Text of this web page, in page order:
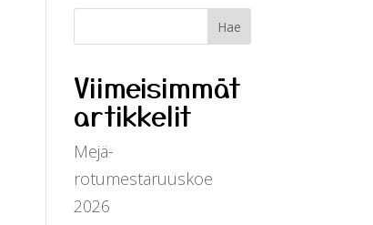
Viimeisimmät
artikkelit
Mejä-
rotumestaruuskoe
2026